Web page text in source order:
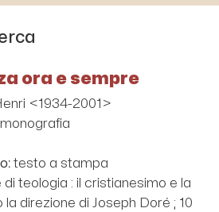
ora e sempre
<1934-2001>
monografia
testo a stampa
di teologia : il cristianesimo e la
direzione di Joseph Doré ; 10